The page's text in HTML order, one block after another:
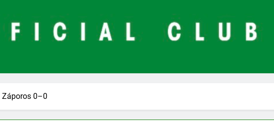
Záporos 0–0